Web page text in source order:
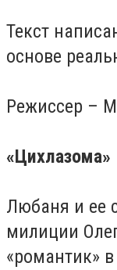
Текст
основе
Режиссер –
«Цихлазома»
Любаня и ее
милиции
«романтик»